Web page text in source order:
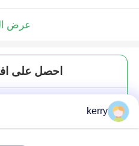
عرض
احصل على
kerry